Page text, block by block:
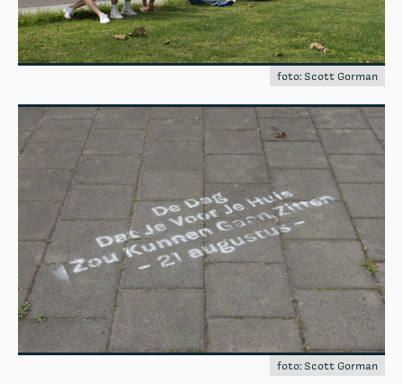
foto: Scott Gorman
foto: Scott Gorman